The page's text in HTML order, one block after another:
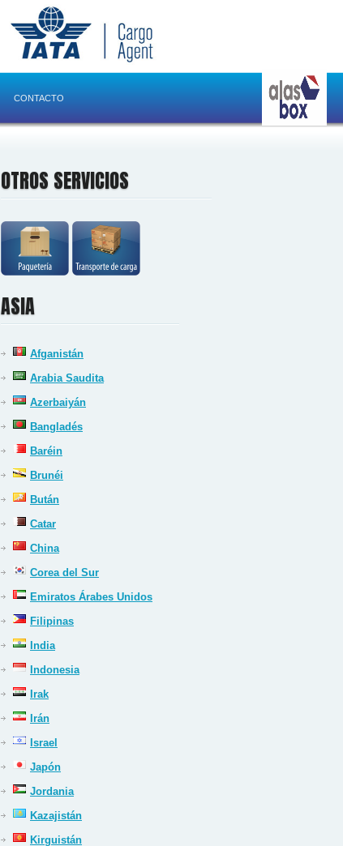
CONTACTO
OTROS SERVICIOS
ASIA
Afganistán
Arabia Saudita
Azerbaiyán
Bangladés
Baréin
Brunéi
Bután
Catar
China
Corea del Sur
Emiratos Árabes Unidos
Filipinas
India
Indonesia
Irak
Irán
Israel
Japón
Jordania
Kazajistán
Kirguistán